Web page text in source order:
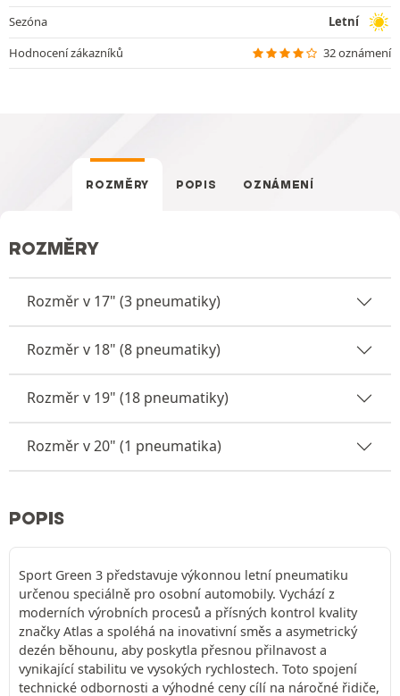
Sezóna
Letní
Hodnocení zákazníků
32 oznámení
ROZMĚRY POPIS OZNÁMENÍ
ROZMĚRY
Rozměr v 17" (3 pneumatiky)
Rozměr v 18" (8 pneumatiky)
Rozměr v 19" (18 pneumatiky)
Rozměr v 20" (1 pneumatika)
POPIS
Sport Green 3 představuje výkonnou letní pneumatiku
určenou speciálně pro osobní automobily. Vychází z
moderních výrobních procesů a přísných kontrol kvality
značky Atlas a spoléhá na inovativní směs a asymetrický
dezén běhounu, aby poskytla přesnou přilnavost a
vynikající stabilitu ve vysokých rychlostech. Toto spojení
technické odbornosti a výhodné ceny cílí na náročné řidiče,